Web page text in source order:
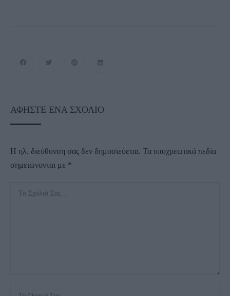
ΑΦΉΣΤΕ ΈΝΑ ΣΧΌΛΙΟ
Η ηλ. διεύθυνση σας δεν δημοσιεύεται. Τα υποχρεωτικά πεδία
σημειώνονται με *